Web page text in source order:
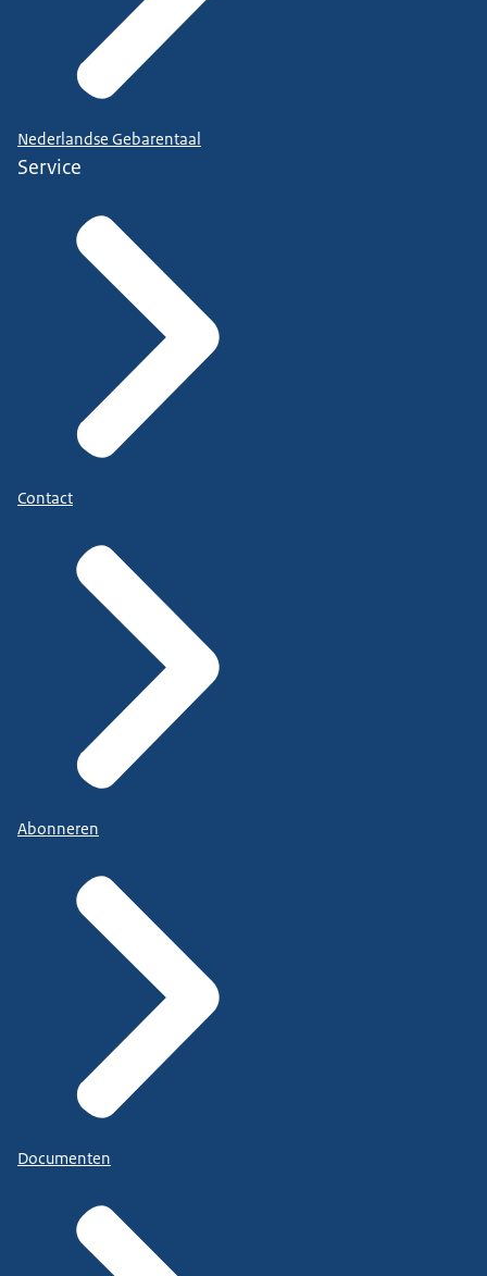
Nederlandse Gebarentaal
Service
Contact
Abonneren
Documenten